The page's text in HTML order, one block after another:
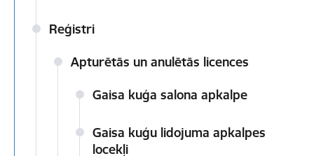
Reģistri
Apturētās un anulētās licences
Gaisa kuģa salona apkalpe
Gaisa kuģu lidojuma apkalpes
locekļi